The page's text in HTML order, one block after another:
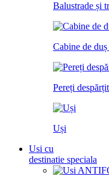
Balustrade și
Cabine de
Pereți
Uși
Usi cu
destinatie speciala